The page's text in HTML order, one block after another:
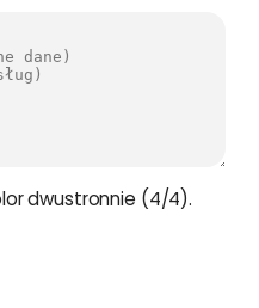
dwustronnie (4/4).